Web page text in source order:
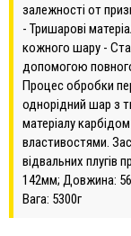
залежності от
- Тришарові
кожного шару -
допомогою
Процес обробки
однорідний шар з
матеріалу
властивостями.
відвальних плугів
142мм; Довжина:
Вага: 5300г